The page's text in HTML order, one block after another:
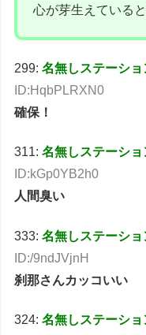
心が芽生えている
299:名無しステーショ
ID:HqbPLRXN0
確保！
311:名無しステーショ
ID:kGp0YB2h0
人間臭い
333:名無しステーショ
ID:/9ndJVjnH
刹那さんカッコいい
324:名無しステーショ